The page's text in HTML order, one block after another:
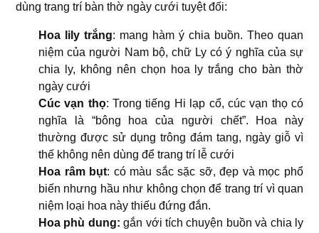
dùng trang trí bàn thờ ngày cưới tuyệt đối:
Hoa lily trắng: mang hàm ý chia buồn. Theo quan
niệm của người Nam bộ, chữ Ly có ý nghĩa của sự
chia ly, không nên chọn hoa ly trắng cho bàn thờ
ngày cưới
Cúc vạn thọ: Trong tiếng Hi lạp cổ, cúc vạn thọ có
nghĩa là “bông hoa của người chết”. Hoa này
thường được sử dụng trông đám tang, ngày giỗ vì
thế không nên dùng để trang trí lễ cưới
Hoa râm bụt: có màu sắc sặc sỡ, đẹp và mọc phổ
biến nhưng hầu như không chọn để trang trí vì quan
niệm loại hoa này thiếu đứng đắn.
Hoa phù dung: gắn với tích chuyện buồn và chia ly